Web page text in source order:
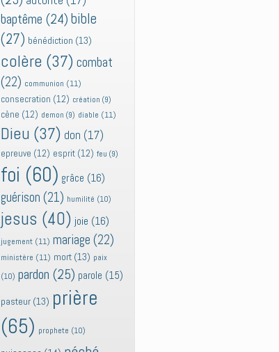
baptême (24) bible
(27) bénédiction (13)
colère (37) combat
(22) communion (11)
consecration (12) création (9)
cène (12) demon (9) diable (11)
Dieu (37) don (17)
epreuve (12) esprit (12) feu (9)
foi (60) grâce (16)
guérison (21) humilité (10)
jesus (40) joie (16)
jugement (11) mariage (22)
ministère (11) mort (13) paix
(10) pardon (25) parole (15)
pasteur (13) prière
(65) prophete (10)